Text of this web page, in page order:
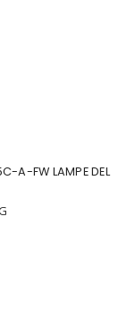
A-FW LAMPE DEL